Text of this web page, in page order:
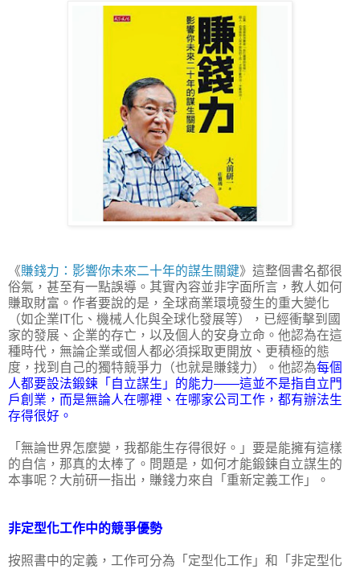
《賺錢力：影響你未來二十年的謀生關鍵》這整個書名都很
俗氣，甚至有一點誤導。其實內容並非字面所言，教人如何
賺取財富。作者要說的是，全球商業環境發生的重大變化
（如企業IT化、機械人化與全球化發展等），已經衝擊到國
家的發展、企業的存亡，以及個人的安身立命。他認為在這
種時代，無論企業或個人都必須採取更開放、更積極的態
度，找到自己的獨特競爭力（也就是賺錢力）。他認為每個
人都要設法鍛鍊「自立謀生」的能力——這並不是指自立門
戶創業，而是無論人在哪裡、在哪家公司工作，都有辦法生
存得很好。
「無論世界怎麼變，我都能生存得很好。」要是能擁有這樣
的自信，那真的太棒了。問題是，如何才能鍛鍊自立謀生的
本事呢？大前研一指出，賺錢力來自「重新定義工作」。
非定型化工作中的競爭優勢
按照書中的定義，工作可分為「定型化工作」和「非定型化